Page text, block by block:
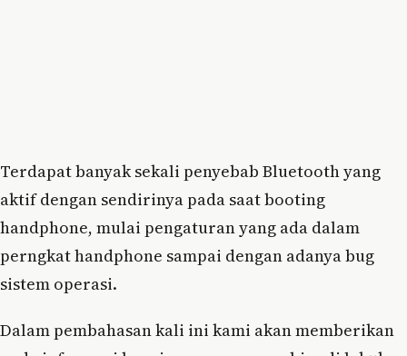
Terdapat banyak sekali penyebab Bluetooth yang
aktif dengan sendirinya pada saat booting
handphone, mulai pengaturan yang ada dalam
perngkat handphone sampai dengan adanya bug
sistem operasi.
Dalam pembahasan kali ini kami akan memberikan